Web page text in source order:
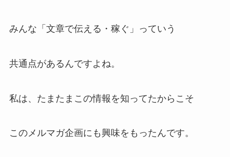
みんな「文章で伝える・稼ぐ」っていう
共通点があるんですよね。
私は、たまたまこの情報を知ってたからこそ
このメルマガ企画にも興味をもったんです。